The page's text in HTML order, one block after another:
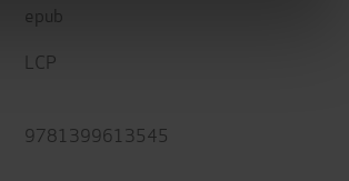
epub
LCP
9781399613545